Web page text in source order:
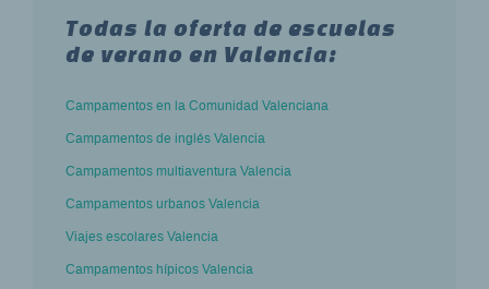
Todas la oferta de escuelas
de verano en Valencia:
Campamentos en la Comunidad Valenciana
Campamentos de inglés Valencia
Campamentos multiaventura Valencia
Campamentos urbanos Valencia
Viajes escolares Valencia
Campamentos hípicos Valencia